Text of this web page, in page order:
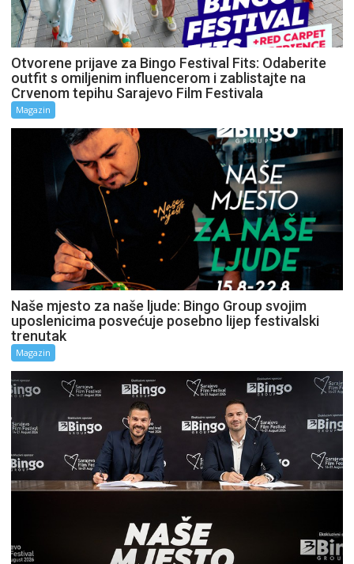
Otvorene prijave za Bingo Festival Fits: Odaberite
outfit s omiljenim influencerom i zablistajte na
Crvenom tepihu Sarajevo Film Festivala
Magazin
Naše mjesto za naše ljude: Bingo Group svojim
uposlenicima posvećuje posebno lijep festivalski
trenutak
Magazin